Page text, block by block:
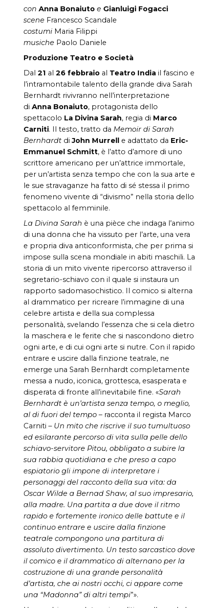
con Anna Bonaiuto e Gianluigi Fogacci
scene Francesco Scandale
costumi Maria Filippi
musiche Paolo Daniele
Produzione Teatro e Società
Dal 21 al 26 febbraio al Teatro India il fascino e
l’intramontabile talento della grande diva Sarah
Bernhardt rivivranno nell’interpretazione
di Anna Bonaiuto, protagonista dello
spettacolo La Divina Sarah, regia di Marco
Carniti. Il testo, tratto da Memoir di Sarah
Bernhardt diJohn Murrell e adattato da Eric-
Emmanuel Schmitt, è l’atto d’amore di uno
scrittore americano per un’attrice immortale,
per un’artista senza tempo che con la sua arte e
le sue stravaganze ha fatto di sé stessa il primo
fenomeno vivente di “divismo” nella storia dello
spettacolo al femminile.
La Divina Sarah è una pièce che indaga l’animo
di una donna che ha vissuto per l’arte, una vera
e propria diva anticonformista, che per prima si
impose sulla scena mondiale in abiti maschili. La
storia di un mito vivente ripercorso attraverso il
segretario-schiavo con il quale si instaura un
rapporto sadomasochistico. Il comico si alterna
al drammatico per ricreare l’immagine di una
celebre artista e della sua complessa
personalità, svelando l’essenza che si cela dietro
la maschera e le ferite che si nascondono dietro
ogni arte, e di cui ogni arte si nutre. Con il rapido
entrare e uscire dalla finzione teatrale, ne
emerge una Sarah Bernhardt completamente
messa a nudo, iconica, grottesca, esasperata e
disperata di fronte all’inevitabile fine. «Sarah
Bernhardt è un’artista senza tempo, o meglio,
al di fuori del tempo – racconta il regista Marco
Carniti – Un mito che riscrive il suo tumultuoso
ed esilarante percorso di vita sulla pelle dello
schiavo-servitore Pitou, obbligato a subire la
sua rabbia quotidiana e che preso a capo
espiatorio gli impone di interpretare i
personaggi del racconto della sua vita: da
Oscar Wilde a Bernad Shaw, al suo impresario,
alla madre. Una partita a due dove il ritmo
rapido e fortemente ironico delle battute e il
continuo entrare e uscire dalla finzione
teatrale compongono una partitura di
assoluto divertimento. Un testo sarcastico dove
il comico e il drammatico di alternano per la
costruzione di una grande personalità
d’artista, che ai nostri occhi, ci appare come
una “Madonna” di altri tempi”».